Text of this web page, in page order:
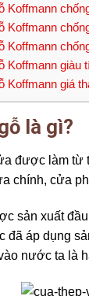
Koffmann
Koffmann
Koffmann
Koffmann giàu
Koffmann giá
là gì?
được làm từ
chính, cửa
sản xuất
đã áp dụng
nước ta là